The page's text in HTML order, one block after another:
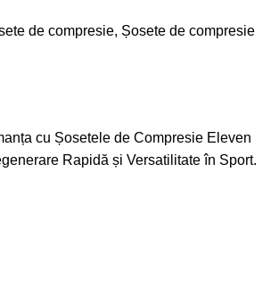
de compresie, Șosete de compresie
cu Șosetele de Compresie Eleven
Rapidă și Versatilitate în Sport.